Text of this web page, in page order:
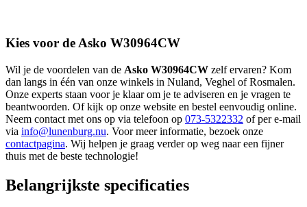
Kies voor de Asko W30964CW
Wil je de voordelen van de Asko W30964CW zelf ervaren? Kom
dan langs in één van onze winkels in Nuland, Veghel of Rosmalen.
Onze experts staan voor je klaar om je te adviseren en je vragen te
beantwoorden. Of kijk op onze website en bestel eenvoudig online.
Neem contact met ons op via telefoon op 073-5322332 of per e-mail
via info@lunenburg.nu. Voor meer informatie, bezoek onze
contactpagina. Wij helpen je graag verder op weg naar een fijner
thuis met de beste technologie!
Belangrijkste specificaties